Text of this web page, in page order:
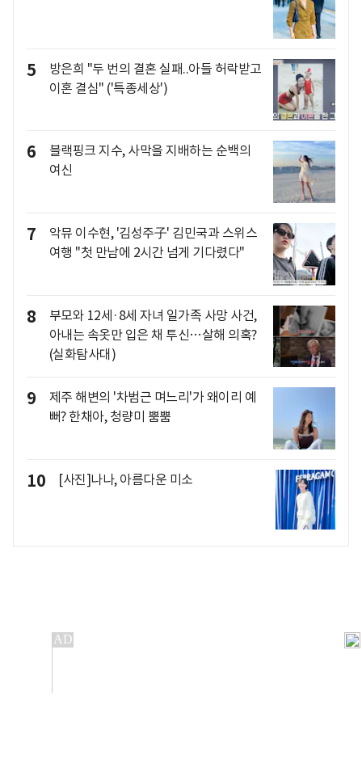
5
방은희 "두 번의 결혼 실패..아들 허락받고
이혼 결심" ('특종세상')
6
블랙핑크 지수, 사막을 지배하는 순백의
여신
7
악뮤 이수현, '김성주子' 김민국과 스위스
여행 "첫 만남에 2시간 넘게 기다렸다"
8
부모와 12세·8세 자녀 일가족 사망 사건,
아내는 속옷만 입은 채 투신…살해 의혹?
(실화탐사대)
9
제주 해변의 '차범근 며느리'가 왜이리 예
뻐? 한채아, 청량미 뿜뿜
10 [사진]나나, 아름다운 미소